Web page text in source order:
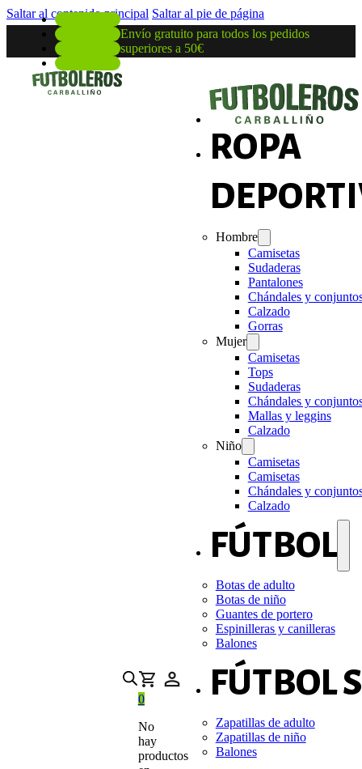
Saltar al contenido principal Saltar al pie de página
Envío gratuito para todos los pedidos
superiores a 50€
0
No
hay
productos
ROPA
Hombre
Camisetas
Sudaderas
Pantalones
Chándales y
Calzado
Gorras
Mujer
Camisetas
Tops
Sudaderas
Chándales y
Mallas y leggins
Calzado
Niño
Camisetas
Camisetas
Chándales y
Calzado
FÚTBOL
Botas de adulto
Botas de niño
Guantes de portero
Espinilleras y canilleras
Balones
FÚTBOL
Zapatillas de adulto
Zapatillas de niño
Balones